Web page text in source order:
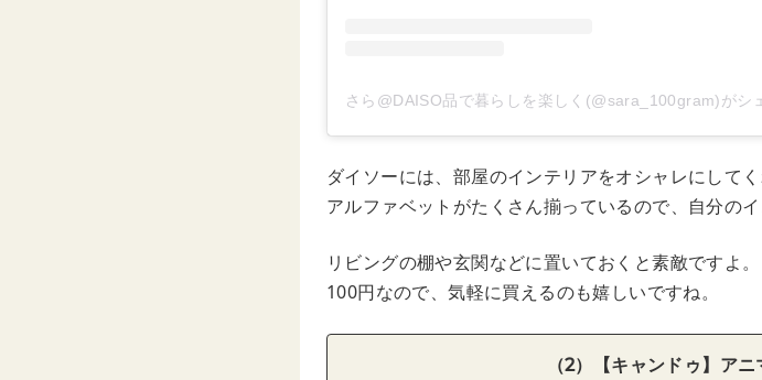
さら@DAISO品で暮らしを楽しく(@sara_100gram)がシ
ダイソーには、部屋のインテリアをオシャレにして
アルファベットがたくさん揃っているので、自分の
リビングの棚や玄関などに置いておくと素敵ですよ。
100円なので、気軽に買えるのも嬉しいですね。
（2）【キャンドゥ】ア